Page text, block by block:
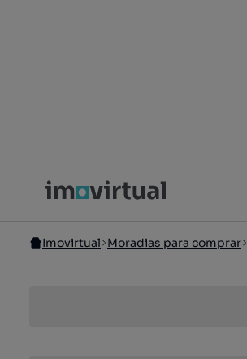
Imovirtual Moradias para comprar